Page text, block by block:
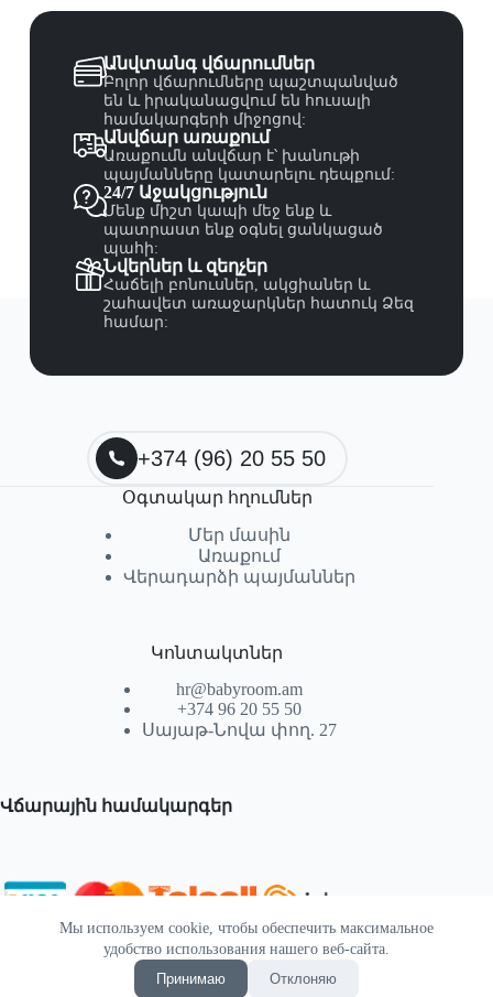
Мы используем cookie, чтобы обеспечить максимальное
удобство использования нашего веб-сайта.
Принимаю
Отклоняю
Անվտանգ վճարումներ
Բոլոր վճարումները պաշտպանված
են և իրականացվում են հուսալի
համակարգերի միջոցով:
Անվճար առաքում
Առաքումն անվճար է՝ խանութի
պայմանները կատարելու դեպքում:
24/7 Աջակցություն
Մենք միշտ կապի մեջ ենք և
պատրաստ ենք օգնել ցանկացած
պահի:
Նվերներ և զեղչեր
Հաճելի բոնուսներ, ակցիաներ և
շահավետ առաջարկներ հատուկ Ձեզ
համար:
+374 (96) 20 55 50
Օգտակար հղումներ
Մեր մասին
Առաքում
Վերադարձի պայմաններ
Կոնտակտներ
hr@babyroom.am
+374 96 20 55 50
Սայաթ-Նովա փող. 27
Վճարային համակարգեր
© 2026 | Powered by SEKTIF